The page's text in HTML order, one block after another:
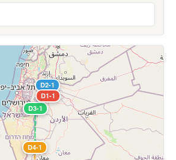
D1-1
D2-1
D3-1
D4-1